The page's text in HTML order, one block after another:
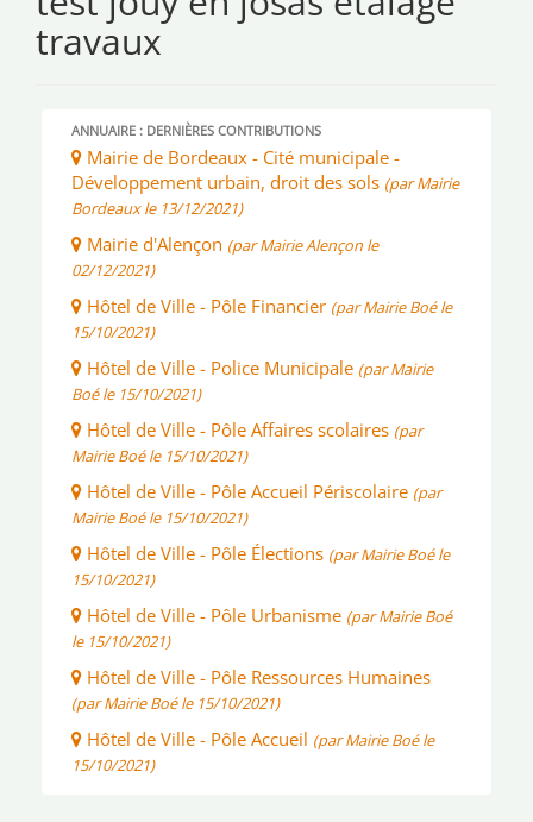
travaux
ANNUAIRE : DERNIÈRES CONTRIBUTIONS
Mairie de Bordeaux - Cité municipale -
Développement urbain, droit des sols (par Mairie
Bordeaux le 13/12/2021)
Mairie d'Alençon (par Mairie Alençon le
02/12/2021)
Hôtel de Ville - Pôle Financier (par Mairie Boé le
15/10/2021)
Hôtel de Ville - Police Municipale (par Mairie
Boé le 15/10/2021)
Hôtel de Ville - Pôle Affaires scolaires (par
Mairie Boé le 15/10/2021)
Hôtel de Ville - Pôle Accueil Périscolaire (par
Mairie Boé le 15/10/2021)
Hôtel de Ville - Pôle Élections (par Mairie Boé le
15/10/2021)
Hôtel de Ville - Pôle Urbanisme (par Mairie Boé
le 15/10/2021)
Hôtel de Ville - Pôle Ressources Humaines
(par Mairie Boé le 15/10/2021)
Hôtel de Ville - Pôle Accueil (par Mairie Boé le
15/10/2021)